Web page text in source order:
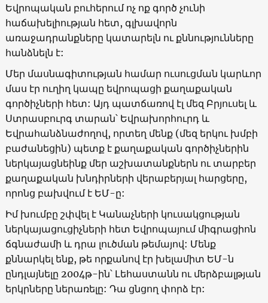
Եվրոպական բուհերում ոչ ոք գործ չունի
հաճախելիության հետ, գլխավորն
առաջադրանքները կատարելն ու քննությունները
հանձնելն է:
Մեր մասնագիտության համար ուսուցման կարևոր
մաս էր ուղիղ կապը եվրոպացի քաղաքական
գործիչների հետ: Այդ պատճառով էլ մեզ Բրյուսել և
Ստրասբուրգ տարան՝ Եվրախորհուրդ և
Եվրահանձնաժողով, որտեղ մենք (մեզ երկու խմբի
բաժանեցին) պետք է քաղաքական գործիչներին
ներկայացնեինք մեր աշխատանքներն ու տարբեր
քաղաքական խնդիրների վերաբերյալ հարցերը,
որոնց բախվում է ԵՄ-ը:
Իմ խումբը շփվել է Կանաչների կուսակցության
ներկայացուցիչների հետ Եվրոպայում միգրացիոն
ճգնաժամի և դրա լուծման թեմայով: Մենք
քննարկել ենք, թե որքանով էր խելամիտ ԵՄ-ն
ընդլայնելը 2004թ-ին՝ Լեհաստանն ու մերձբալթյան
երկրները ներառելը: Դա ցնցող փորձ էր: